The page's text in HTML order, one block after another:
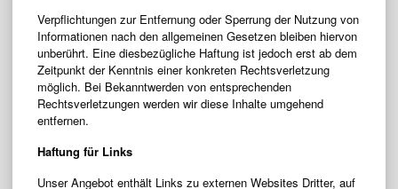
Verpflichtungen zur Entfernung oder Sperrung der Nutzung von
Informationen nach den allgemeinen Gesetzen bleiben hiervon
unberührt. Eine diesbezügliche Haftung ist jedoch erst ab dem
Zeitpunkt der Kenntnis einer konkreten Rechtsverletzung
möglich. Bei Bekanntwerden von entsprechenden
Rechtsverletzungen werden wir diese Inhalte umgehend
entfernen.
Haftung für Links
Unser Angebot enthält Links zu externen Websites Dritter, auf